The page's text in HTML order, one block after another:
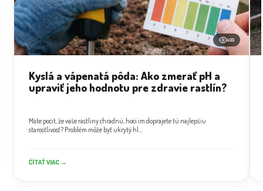
499
Kyslá a vápenatá pôda: Ako zmerať pH a
upraviť jeho hodnotu pre zdravie rastlín?
Máte pocit, že vaše rastliny chradnú, hoci im doprajete tú najlepšiu
starostlivosť? Problém môže byť ukrytý hl...
ČÍTAŤ VIAC →